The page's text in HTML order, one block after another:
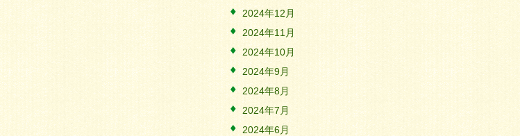
2024年12月
2024年11月
2024年10月
2024年9月
2024年8月
2024年7月
2024年6月